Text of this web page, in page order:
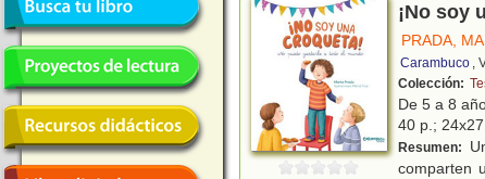
¡No soy
PRADA,
Carambuco ,
Colección:
De 5 a 8
40 p.;
Resumen:
comparten